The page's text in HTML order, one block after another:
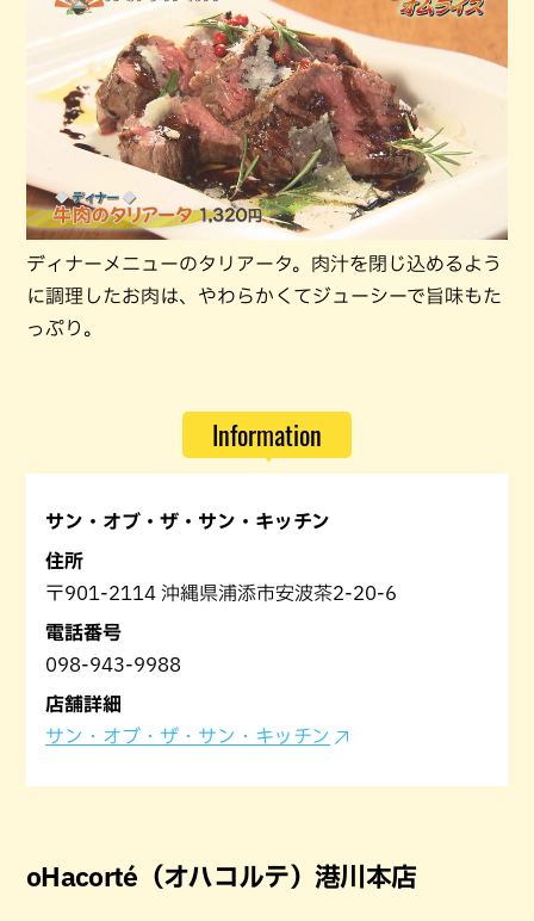
ディナーメニューのタリアータ。肉汁を閉じ込めるよう
に調理したお肉は、やわらかくてジューシーで旨味もた
っぷり。
Information
サン・オブ・ザ・サン・キッチン
住所
〒901-2114 沖縄県浦添市安波茶2-20-6
電話番号
098-943-9988
店舗詳細
サン・オブ・ザ・サン・キッチン
oHacorté（オハコルテ）港川本店